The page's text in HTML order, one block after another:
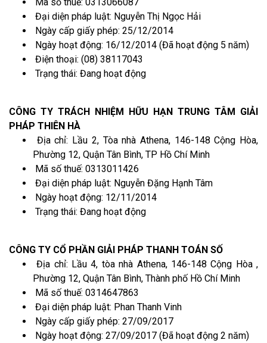
Đại diện pháp luật: Nguyễn Thị Ngọc Hải
Ngày cấp giấy phép: 25/12/2014
Ngày hoạt động: 16/12/2014 (Đã hoạt động 5 năm)
Điện thoại: (08) 38117043
Trạng thái: Đang hoạt động
CÔNG TY TRÁCH NHIỆM HỮU HẠN TRUNG TÂM GIẢI
PHÁP THIÊN HÀ
Địa chỉ: Lầu 2, Tòa nhà Athena, 146-148 Cộng Hòa,
Phường 12, Quận Tân Bình, TP Hồ Chí Minh
Mã số thuế: 0313011426
Đại diện pháp luật: Nguyễn Đặng Hạnh Tâm
Ngày hoạt động: 12/11/2014
Trạng thái: Đang hoạt động
CÔNG TY CỔ PHẦN GIẢI PHÁP THANH TOÁN SỐ
Địa chỉ: Lầu 4, tòa nhà Athena, 146-148 Cộng Hòa ,
Phường 12, Quận Tân Bình, Thành phố Hồ Chí Minh
Mã số thuế: 0314647863
Đại diện pháp luật: Phan Thanh Vinh
Ngày cấp giấy phép: 27/09/2017
Ngày hoạt động: 27/09/2017 (Đã hoạt động 2 năm)